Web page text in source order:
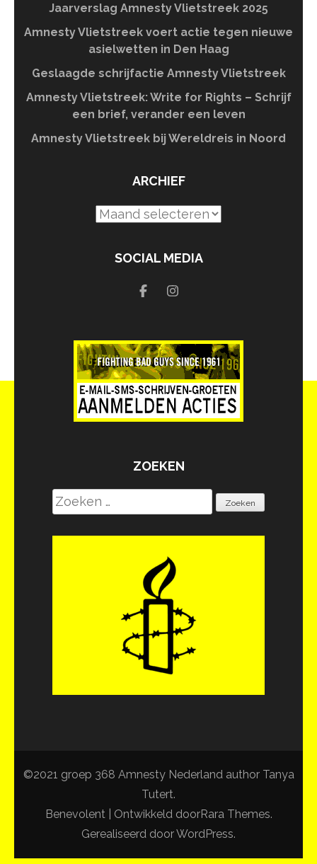
Jaarverslag Amnesty Vlietstreek 2025
Amnesty Vlietstreek voert actie tegen nieuwe
asielwetten in Den Haag
Geslaagde schrijfactie Amnesty Vlietstreek
Amnesty Vlietstreek: Write for Rights – Schrijf
een brief, verander een leven
Amnesty Vlietstreek bij Wereldreis in Noord
ARCHIEF
Archief
SOCIAL MEDIA
ZOEKEN
Zoeken
naar:
©2021 groep 368 Amnesty Nederland author Tanya
Tutert.
Benevolent | Ontwikkeld doorRara Themes.
Gerealiseerd doorWordPress.